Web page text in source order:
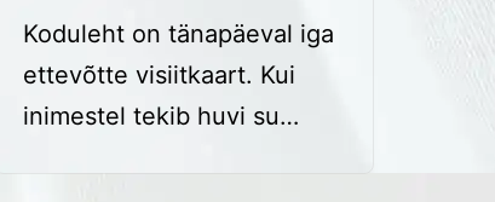
Koduleht on tänapäeval iga
ettevõtte visiitkaart. Kui
inimestel tekib huvi su…